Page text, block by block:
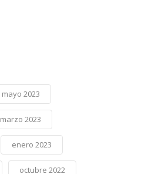
mayo 2023
marzo 2023
enero 2023
octubre 2022